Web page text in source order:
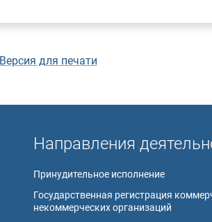
Версия для печати
Направления
Принудительное исполнение
Государственная регистрация
некоммерческих организаций